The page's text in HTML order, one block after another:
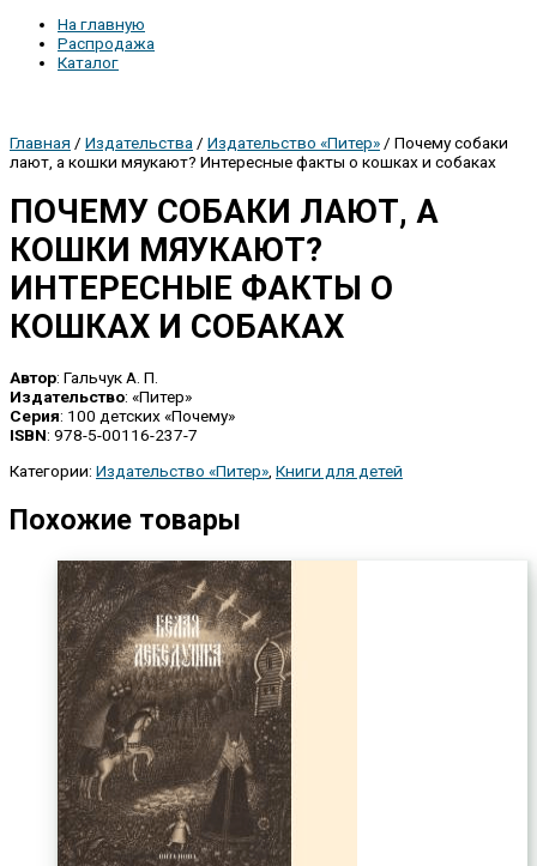
На главную
Распродажа
Каталог
Главная / Издательства / Издательство «Питер» / Почему собаки
лают, а кошки мяукают? Интересные факты о кошках и собаках
ПОЧЕМУ СОБАКИ ЛАЮТ, А
КОШКИ МЯУКАЮТ?
ИНТЕРЕСНЫЕ ФАКТЫ О
КОШКАХ И СОБАКАХ
Автор: Гальчук А. П.
Издательство: «Питер»
Серия: 100 детских «Почему»
ISBN: 978-5-00116-237-7
Категории: Издательство «Питер» Книги для детей
Похожие товары